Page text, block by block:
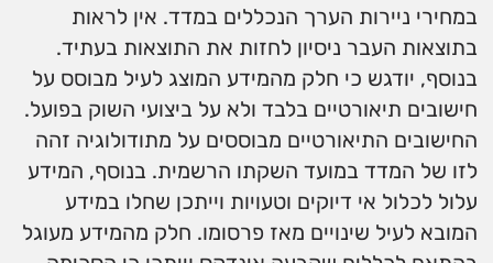
במחירי ניירות הערך הנכללים במדד. אין לראות
בתוצאות העבר ניסיון לחזות את התוצאות בעתיד.
בנוסף, יודגש כי חלק מהמידע המוצג לעיל מבוסס על
חישובים תיאורטיים בלבד ולא על ביצועי השוק בפועל.
החישובים התיאורטיים מבוססים על מתודולוגיה זהה
לזו של המדד במועד השקתו הרשמית. בנוסף, המידע
עלול לכלול אי דיוקים וטעויות וייתכן שחלו במידע
המובא לעיל שינויים מאז פרסומו. חלק מהמידע מעוגל